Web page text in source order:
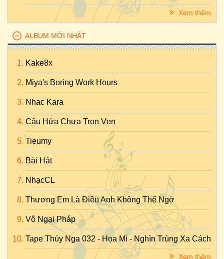
Xem thêm
ALBUM MỚI NHẤT
Kake8x
Miya's Boring Work Hours
Nhac Kara
Câu Hứa Chưa Trọn Vẹn
Tieumy
Bài Hát
NhạcCL
Thương Em Là Điều Anh Không Thể Ngờ
Vô Ngại Pháp
Tape Thúy Nga 032 - Họa Mi - Nghìn Trùng Xa Cách
Xem thêm